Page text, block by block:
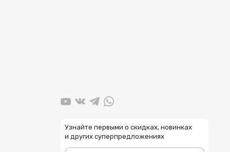
Узнайте первыми о скидках, новинках
и других суперпредложениях